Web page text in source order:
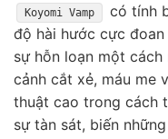
Koyomi Vamp
có tính
độ hài hước cực
sự hỗn loạn một
cảnh cắt xẻ, máu me
thuật cao trong cách
sự tàn sát, biến